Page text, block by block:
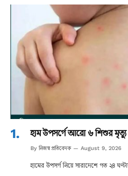
হাম উপসর্গে আরো ৬ শিশুর মৃত্যু
By নিজস্ব প্রতিবেদক August 9, 2026
হামের উপসর্গ নিয়ে সারাদেশে গত ২৪